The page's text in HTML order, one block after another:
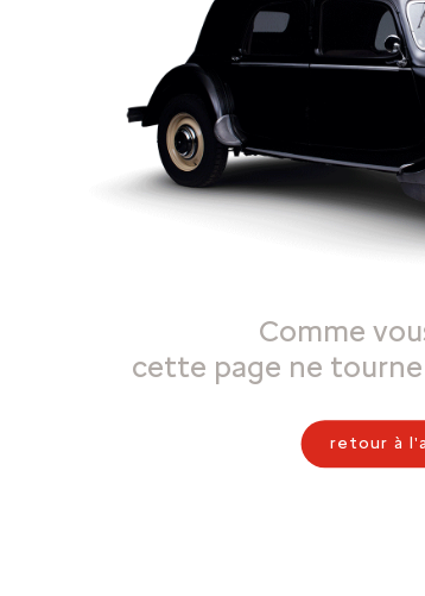
Comme
cette page ne
retour à